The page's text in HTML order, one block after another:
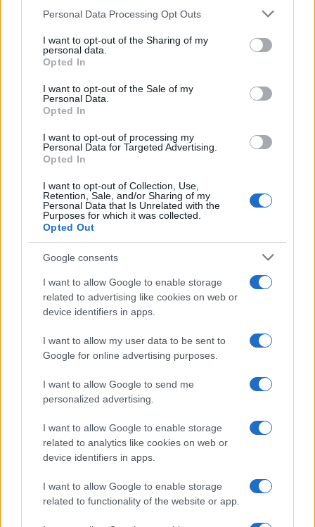
Personal Data Processing Opt Outs
I want to opt-out of the Sharing of my
personal data.
Opted In
I want to opt-out of the Sale of my
Personal Data.
Opted In
I want to opt-out of processing my
Personal Data for Targeted Advertising.
Opted In
I want to opt-out of Collection, Use,
Retention, Sale, and/or Sharing of my
Personal Data that Is Unrelated with the
Purposes for which it was collected.
Opted Out
Google consents
I want to allow Google to enable storage
related to advertising like cookies on web or
device identifiers in apps.
I want to allow my user data to be sent to
Google for online advertising purposes.
I want to allow Google to send me
personalized advertising.
I want to allow Google to enable storage
related to analytics like cookies on web or
device identifiers in apps.
I want to allow Google to enable storage
related to functionality of the website or app.
Rubio je prošle sedmice rekao da je američki okvir,
dobro primljen.
bilo priznavanje nezakonite ruske aneksije Krima,
što je posve neprihvatljivo za Europu i Ukrajinu.
Ukrajina i europske zemlje bi također trebale
prihvatiti rusku kontrolu nad preostalih 20 posto
u NATO-u bi bilo isključeno, a SAD bi počeo ukidati
sankcije za Rusiju.
Svrha razgovora u Londonu jest premostiti razlike i
pronaći područja koja bi mogla zadovoljiti Moskvu i
otvoriti ozbiljne pregovore, rekli su diplomati.
Osim Krima, postoje i druga teška pitanja,
svoje sankcije prije nego što pregovori završe,
čemu se EU strogo protivi, tvrde diplomati.
#mark rubio #london
#Ukrajina